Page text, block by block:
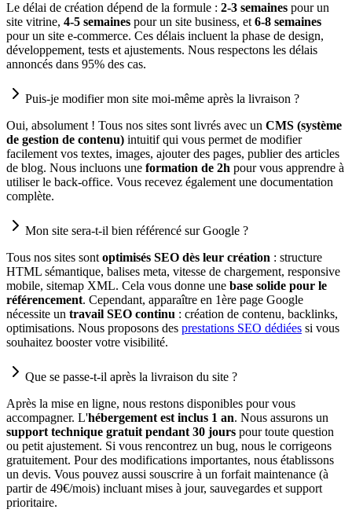
Le délai de création dépend de la formule : 2-3 semaines pour un
site vitrine, 4-5 semaines pour un site business, et 6-8 semaines
pour un site e-commerce. Ces délais incluent la phase de design,
développement, tests et ajustements. Nous respectons les délais
annoncés dans 95% des cas.
Puis-je modifier mon site moi-même après la livraison ?
Oui, absolument ! Tous nos sites sont livrés avec un CMS (système
de gestion de contenu) intuitif qui vous permet de modifier
facilement vos textes, images, ajouter des pages, publier des articles
de blog. Nous incluons une formation de 2h pour vous apprendre à
utiliser le back-office. Vous recevez également une documentation
complète.
Mon site sera-t-il bien référencé sur Google ?
Tous nos sites sont optimisés SEO dès leur création : structure
HTML sémantique, balises meta, vitesse de chargement, responsive
mobile, sitemap XML. Cela vous donne une base solide pour le
référencement. Cependant, apparaître en 1ère page Google
nécessite un travail SEO continu : création de contenu, backlinks,
optimisations. Nous proposons des prestations SEO dédiées si vous
souhaitez booster votre visibilité.
Que se passe-t-il après la livraison du site ?
Après la mise en ligne, nous restons disponibles pour vous
accompagner. L'hébergement est inclus 1 an. Nous assurons un
support technique gratuit pendant 30 jours pour toute question
ou petit ajustement. Si vous rencontrez un bug, nous le corrigeons
gratuitement. Pour des modifications importantes, nous établissons
un devis. Vous pouvez aussi souscrire à un forfait maintenance (à
partir de 49€/mois) incluant mises à jour, sauvegardes et support
prioritaire.